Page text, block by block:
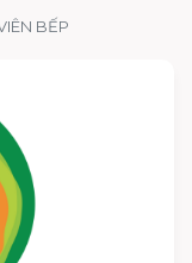
BẾP